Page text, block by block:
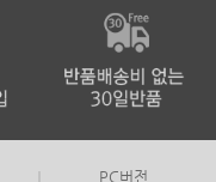
PC버전